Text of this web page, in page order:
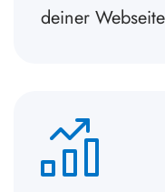
deiner Webseite